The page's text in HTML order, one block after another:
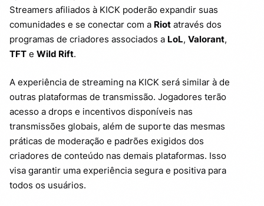
Streamers afiliados à KICK poderão expandir suas
comunidades e se conectar com a Riot através dos
programas de criadores associados a LoL, Valorant,
TFT e Wild Rift.
A experiência de streaming na KICK será similar à de
outras plataformas de transmissão. Jogadores terão
acesso a drops e incentivos disponíveis nas
transmissões globais, além de suporte das mesmas
práticas de moderação e padrões exigidos dos
criadores de conteúdo nas demais plataformas. Isso
visa garantir uma experiência segura e positiva para
todos os usuários.